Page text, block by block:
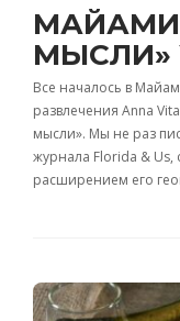
МАЙАМИ
МЫСЛИ»
Все началось в
развлечения Anna
мысли». Мы не раз
журнала Florida & Us,
расширением его